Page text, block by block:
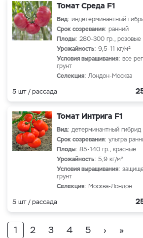
Томат Среда F1
Вид: индетерминантный
Срок созревания: ранний
Плоды: 280-300 гр., розовые
Урожайность: 9,5-11 кг/м²
Условия выращивания: все
грунт
Селекция: Лондон-Москва
5 шт / рассада
Томат Интрига F1
Вид: детерминантный гибрид
Срок созревания: ультра
Плоды: 85-140 гр., красные
Урожайность: 5,9 кг/м²
Условия выращивания:
грунт
Селекция: Москва-Лондон
5 шт / рассада
1 2 3 4 5 › »